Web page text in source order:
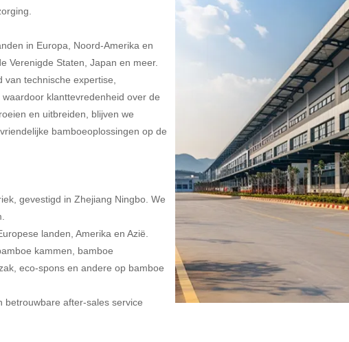
in Europa, Noord-Amerika en
Verenigde Staten, Japan en meer.
technische expertise,
klanttevredenheid over de
en uitbreiden, blijven we
bamboeoplossingen op de
gevestigd in Zhejiang Ningbo. We
landen, Amerika en Azië.
kammen, bamboe
eco-spons en andere op bamboe
betrouwbare after-sales service